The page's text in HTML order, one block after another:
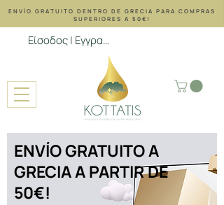
ENVÍO GRATUITO DENTRO DE GRECIA PARA COMPRAS
SUPERIORES A 50€!
Είσοδος | Εγγραφή
ENVÍO GRATUITO A
GRECIA A PARTIR DE
50€!